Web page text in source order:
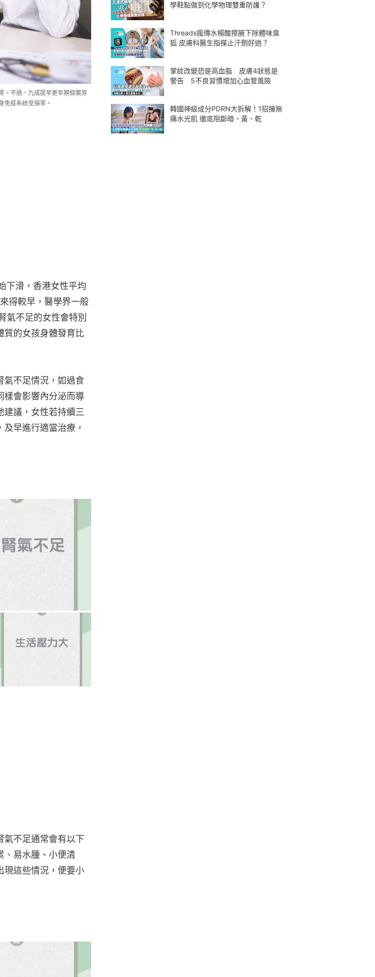
。不過，九成提早更年期個案原
免疫系統受損等。
下滑，香港女性平均
得較早，醫學界一般
氣不足的女性會特別
質的女孩身體發育比
氣不足情況，如過食
樣會影響內分泌而導
建議，女性若持續三
早進行適當治療，
氣不足通常會有以下
、易水腫、小便清
現這些情況，便要小
學鞋點做到化學物理雙重防護？
Threads瘋傳水楊酸擦腋下除體味臭
狐 皮膚科醫生指搽止汗劑好過？
掌紋改變恐是高血脂 皮膚4狀態是
警告 5不良習慣增加心血管風險
韓國神級成分PDRN大拆解！1招擁無
痛水光肌 徹底阻斷暗、黃、乾